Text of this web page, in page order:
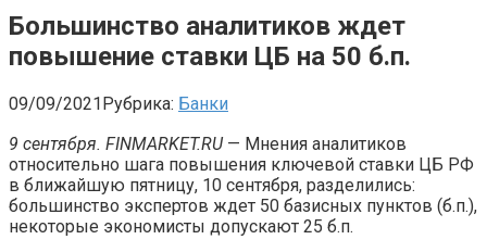
Большинство аналитиков ждет
повышение ставки ЦБ на 50 б.п.
09/09/2021Рубрика: Банки
9 сентября. FINMARKET.RU — Мнения аналитиков
относительно шага повышения ключевой ставки ЦБ РФ
в ближайшую пятницу, 10 сентября, разделились:
большинство экспертов ждет 50 базисных пунктов (б.п.),
некоторые экономисты допускают 25 б.п.